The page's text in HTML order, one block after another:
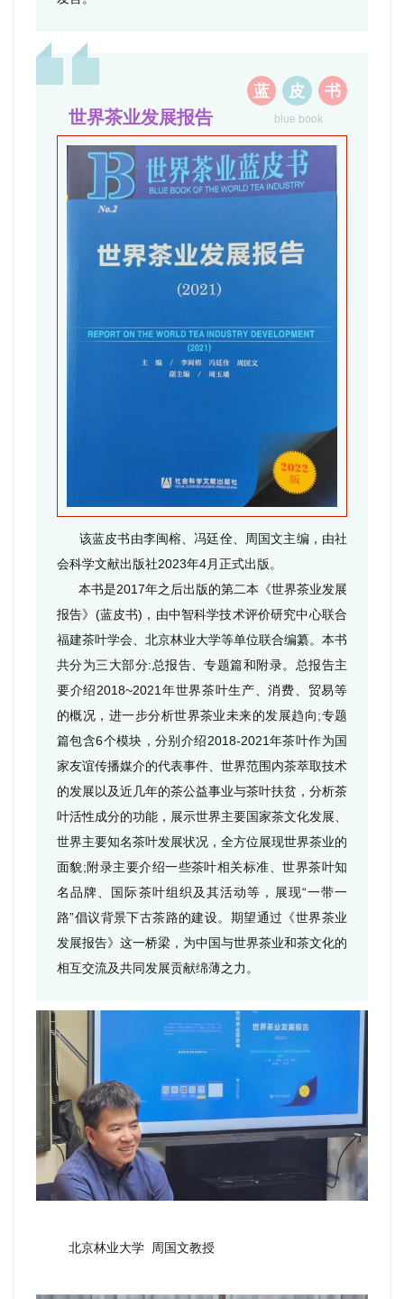
世界茶业发展报告
蓝 皮 书
blue book
该蓝皮书由李闽榕、冯廷佺、周国文主编，由社
会科学文献出版社2023年4月正式出版。
本书是2017年之后出版的第二本《世界茶业发展
报告》(蓝皮书)，由中智科学技术评价研究中心联合
福建茶叶学会、北京林业大学等单位联合编纂。本书
共分为三大部分:总报告、专题篇和附录。总报告主
要介绍2018~2021年世界茶叶生产、消费、贸易等
的概况，进一步分析世界茶业未来的发展趋向;专题
篇包含6个模块，分别介绍2018-2021年茶叶作为国
家友谊传播媒介的代表事件、世界范围内茶萃取技术
的发展以及近几年的茶公益事业与茶叶扶贫，分析茶
叶活性成分的功能，展示世界主要国家茶文化发展、
世界主要知名茶叶发展状况，全方位展现世界茶业的
面貌;附录主要介绍一些茶叶相关标准、世界茶叶知
名品牌、国际茶叶组织及其活动等，展现“一带一
路”倡议背景下古茶路的建设。期望通过《世界茶业
发展报告》这一桥梁，为中国与世界茶业和茶文化的
相互交流及共同发展贡献绵薄之力。
北京林业大学 周国文教授